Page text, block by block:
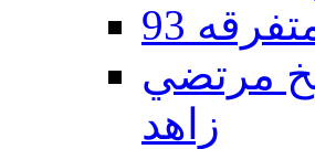
93
حاج شيخ مرتضي
زاهد